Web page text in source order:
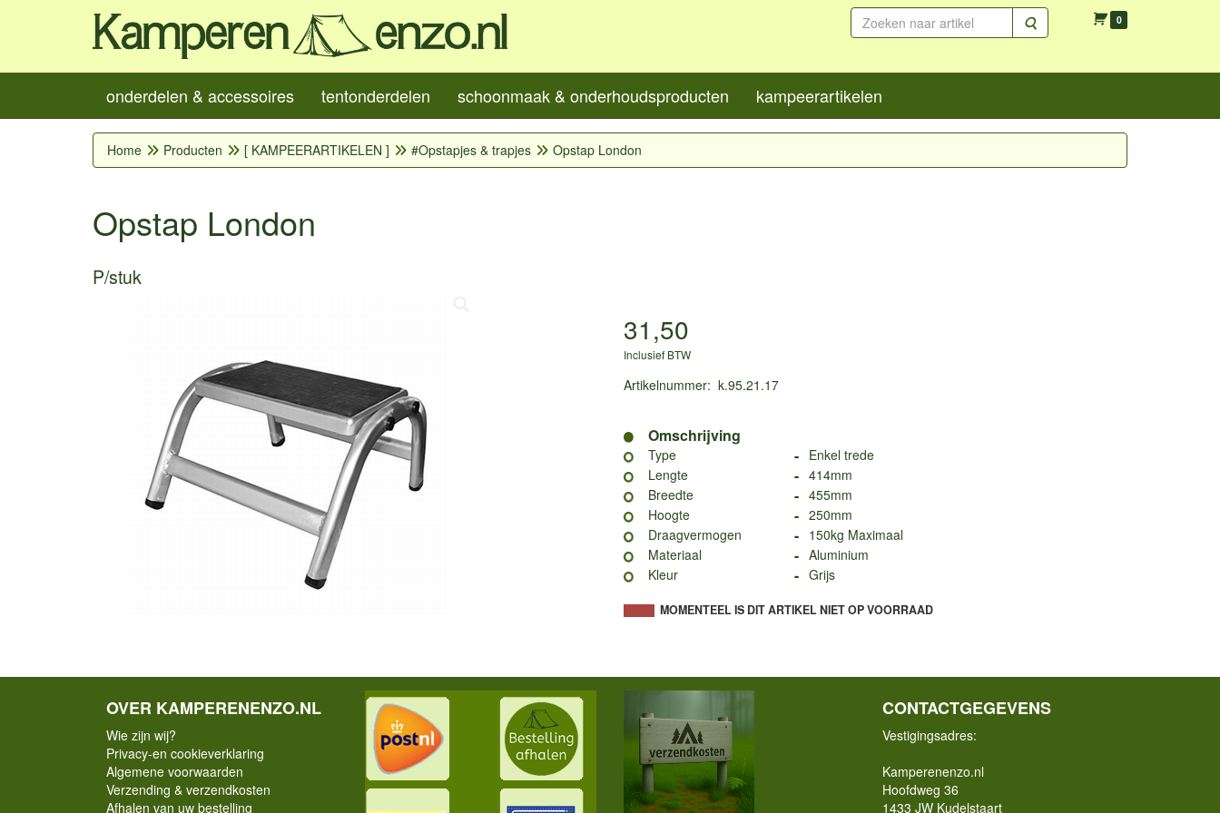
Zoeken 0
onderdelen & accessoires tentonderdelen schoonmaak & onderhoudsproducten kampeerartikelen
Home Producten [ KAMPEERARTIKELEN ] #Opstapjes & trapjes Opstap London
Opstap London
P/stuk
31,50
Inclusief BTW
Artikelnummer: k.95.21.17
Omschrijving
Type - Enkel trede
Lengte
- 414mm
Breedte
- 455mm
Hoogte
- 250mm
Draagvermogen
- 150kg Maximaal
Materiaal
- Aluminium
Kleur
- Grijs
MOMENTEEL IS DIT ARTIKEL NIET OP VOORRAAD
OVER KAMPERENENZO.NL
Wie zijn wij?
Privacy-en cookieverklaring
Algemene voorwaarden
Verzending & verzendkosten
Afhalen van uw bestelling
CONTACTGEGEVENS
Vestigingsadres:
Kamperenenzo.nl
Hoofdweg 36
1433 JW Kudelstaart